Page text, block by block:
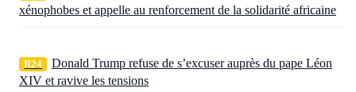
xénophobes et appelle au renforcement de la solidarité africaine
R24
Donald Trump refuse de s’excuser auprès du pape Léon
XIV et ravive les tensions